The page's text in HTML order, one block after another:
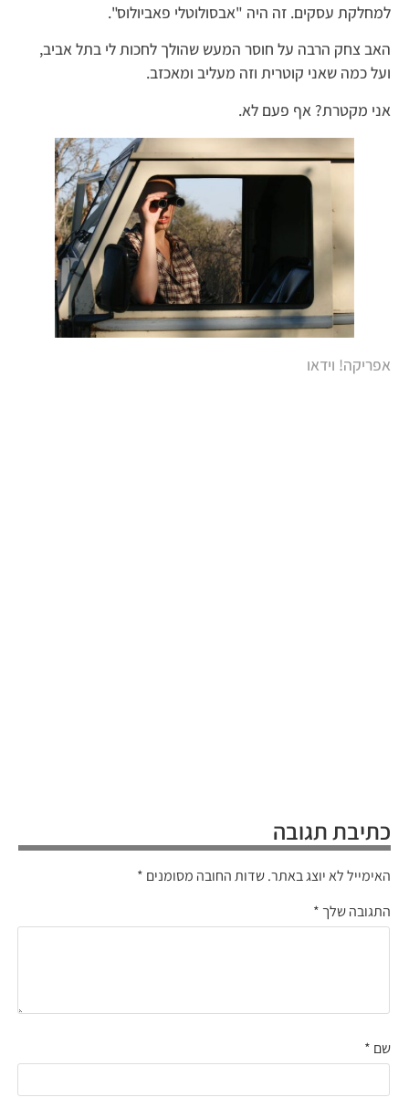
למחלקת עסקים. זה היה "אבסולוטלי פאביולוס".
האב צחק הרבה על חוסר המעש שהולך לחכות לי בתל אביב,
ועל כמה שאני קוטרית וזה מעליב ומאכזב.
אני מקטרת? אף פעם לא.
אפריקה! וידאו
כתיבת תגובה
האימייל לא יוצג באתר.שדות החובה מסומנים *
התגובה שלך *
שם *